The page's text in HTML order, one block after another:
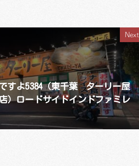
Next
すよ5384（東千葉 ターリー屋
）ロードサイドインドファミレ